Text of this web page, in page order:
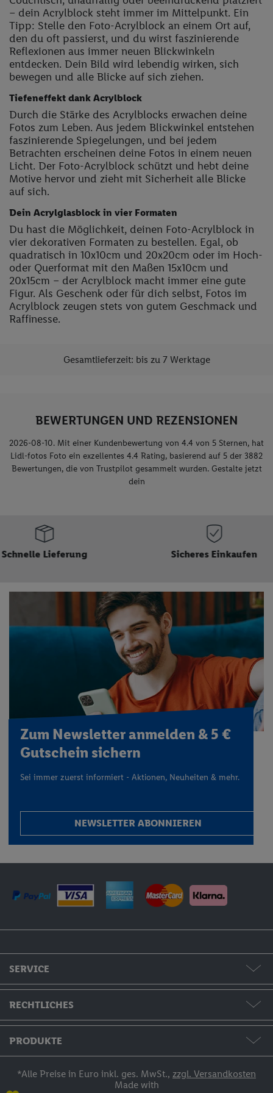
– dein Acrylblock steht immer im Mittelpunkt. Ein
Tipp: Stelle den Foto-Acrylblock an einem Ort auf,
den du oft passierst, und du wirst faszinierende
Reflexionen aus immer neuen Blickwinkeln
entdecken. Dein Bild wird lebendig wirken, sich
bewegen und alle Blicke auf sich ziehen.
Tiefeneffekt dank Acrylblock
Durch die Stärke des Acrylblocks erwachen deine
Fotos zum Leben. Aus jedem Blickwinkel entstehen
faszinierende Spiegelungen, und bei jedem
Betrachten erscheinen deine Fotos in einem neuen
Licht. Der Foto-Acrylblock schützt und hebt deine
Motive hervor und zieht mit Sicherheit alle Blicke
auf sich.
Dein Acrylglasblock in vier Formaten
Du hast die Möglichkeit, deinen Foto-Acrylblock in
vier dekorativen Formaten zu bestellen. Egal, ob
quadratisch in 10x10cm und 20x20cm oder im Hoch-
oder Querformat mit den Maßen 15x10cm und
20x15cm – der Acrylblock macht immer eine gute
Figur. Als Geschenk oder für dich selbst, Fotos im
Acrylblock zeugen stets von gutem Geschmack und
Raffinesse.
BEWERTUNGEN UND REZENSIONEN
2026-08-10. Mit einer Kundenbewertung von 4.4 von 5 Sternen, hat
Lidl-fotos Foto ein exzellentes 4.4 Rating, basierend auf 5 der 3882
Bewertungen, die von Trustpilot gesammelt wurden. Gestalte jetzt
dein
Gesamtlieferzeit: bis zu 7 Werktage
Sicheres Einkaufen
Hochwertige Qualität
Zum Newsletter anmelden & 5 €
Gutschein sichern
Sei immer zuerst informiert - Aktionen, Neuheiten & mehr.
NEWSLETTER ABONNIEREN
SERVICE
Formate & Preise
Hilfe & Kontakt
Bestellstatus
Zahlung
RECHTLICHES
AGB / Widerruf / Impressum
PRODUKTE
Fotos & Grußkarten
*Alle Preise in Euro inkl. ges. MwSt., zzgl. Versandkosten
Made with